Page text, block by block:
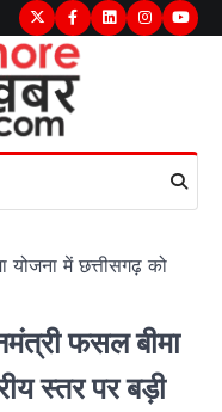
TwitterFacebook
LinkedInInstagram
में छत्तीसगढ़ को
फसल बीमा
स्तर पर बड़ी